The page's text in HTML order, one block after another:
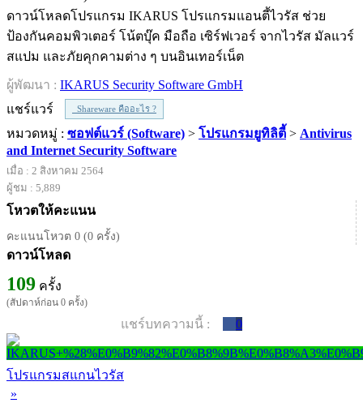
ดาวน์โหลดโปรแกรม IKARUS โปรแกรมแอนตี้ไวรัส ช่วย
ป้องกันคอมพิวเตอร์ โน้ตบุ๊ค มือถือ เซิร์ฟเวอร์ จากไวรัส มัลแวร์
สแปม และภัยคุกคามต่าง ๆ บนอินเทอร์เน็ต
ผู้พัฒนา : IKARUS Security Software GmbH
แชร์แวร์
Shareware คืออะไร ?
หมวดหมู่ : ซอฟต์แวร์ (Software) > โปรแกรมยูทิลิตี้ > Antivirus
and Internet Security Software
เมื่อ : 2 สิงหาคม 2564
ผู้ชม : 5,889
โหวตให้คะแนน
คะแนนโหวต 0 (0 ครั้ง)
ดาวน์โหลด
109 ครั้ง
(สัปดาห์ก่อน 0 ครั้ง)
แชร์บทความนี้ : 0
โปรแกรมสแกนไวรัส
»